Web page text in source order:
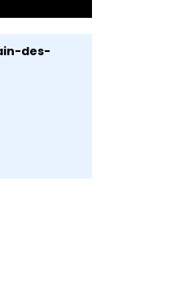
des-